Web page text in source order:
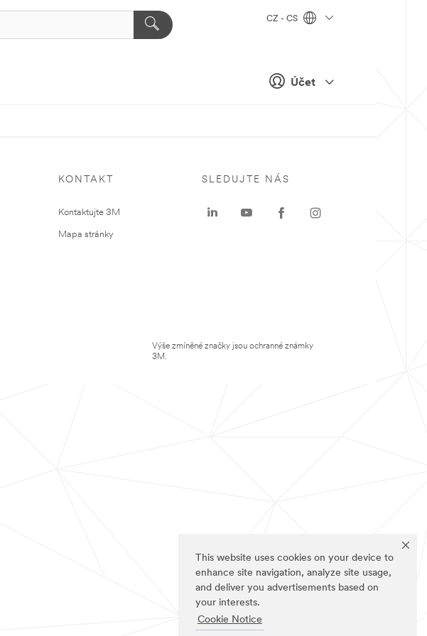
This website uses cookies on your device to
enhance site navigation, analyze site usage,
and deliver you advertisements based on
your interests.
Cookie Notice
Účet
CZ - CS
KONTAKT
Kontaktujte 3M
Mapa stránky
SLEDUJTE NÁS
Výše zmíněné značky jsou ochranné známky
3M.